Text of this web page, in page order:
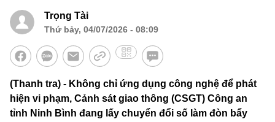
Trọng Tài
Thứ bảy, 04/07/2026 - 08:09
(Thanh tra) - Không chỉ ứng dụng công nghệ để phát
hiện vi phạm, Cảnh sát giao thông (CSGT) Công an
tỉnh Ninh Bình đang lấy chuyển đổi số làm đòn bẩy